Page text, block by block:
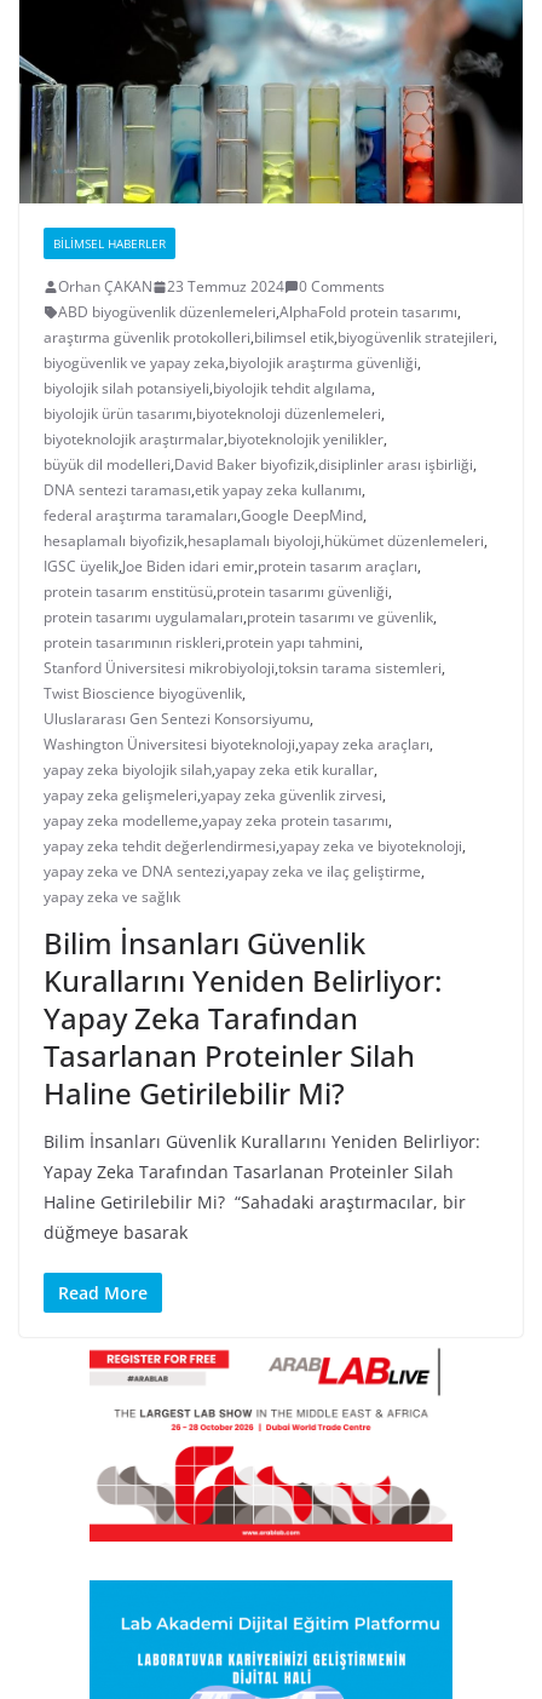
BILIMSEL HABERLER
Orhan ÇAKAN 23 Temmuz 2024
0 Comments
ABD biyogüvenlik düzenlemeleri,AlphaFold protein tasarımı,
araştırma güvenlik protokolleri,bilimsel etik,biyogüvenlik stratejileri,
biyogüvenlik ve yapay zeka,biyolojik araştırma güvenliği,
biyolojik silah potansiyeli,biyolojik tehdit algılama,
biyolojik ürün tasarımı,biyoteknoloji düzenlemeleri,
biyoteknolojik araştırmalar,biyoteknolojik yenilikler,
büyük dil modelleri,David Baker biyofizik,disiplinler arası işbirliği,
DNA sentezi taraması,etik yapay zeka kullanımı,
federal araştırma taramaları,Google DeepMind,
hesaplamalı biyofizik,hesaplamalı biyoloji,hükümet düzenlemeleri,
IGSC üyelik,Joe Biden idari emir,protein tasarım araçları,
protein tasarım enstitüsü,protein tasarımı güvenliği,
protein tasarımı uygulamaları,protein tasarımı ve güvenlik,
protein tasarımının riskleri,protein yapı tahmini,
Stanford Üniversitesi mikrobiyoloji,toksin tarama sistemleri,
Twist Bioscience biyogüvenlik,
Uluslararası Gen Sentezi Konsorsiyumu,
Washington Üniversitesi biyoteknoloji,yapay zeka araçları,
yapay zeka biyolojik silah,yapay zeka etik kurallar,
yapay zeka gelişmeleri,yapay zeka güvenlik zirvesi,
yapay zeka modelleme,yapay zeka protein tasarımı,
yapay zeka tehdit değerlendirmesi,yapay zeka ve biyoteknoloji,
yapay zeka ve DNA sentezi,yapay zeka ve ilaç geliştirme,
yapay zeka ve sağlık
Bilim İnsanları Güvenlik
Kurallarını Yeniden Belirliyor:
Yapay Zeka Tarafından
Tasarlanan Proteinler Silah
Haline Getirilebilir Mi?
Bilim İnsanları Güvenlik Kurallarını Yeniden Belirliyor:
Yapay Zeka Tarafından Tasarlanan Proteinler Silah
Haline Getirilebilir Mi? “Sahadaki araştırmacılar, bir
düğmeye basarak
Read More